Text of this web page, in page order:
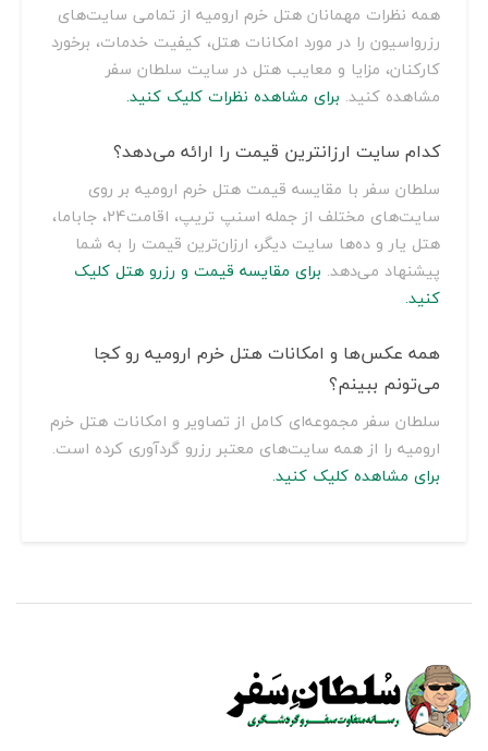
همه نظرات مهمانان هتل خرم ارومیه از تمامی سایت‌های
رزرواسیون را در مورد امکانات هتل، کیفیت خدمات، برخورد
کارکنان، مزایا و معایب هتل در سایت سلطان سفر
مشاهده کنید. برای مشاهده نظرات کلیک کنید.
کدام سایت ارزانترین قیمت را ارائه می‌دهد؟
سلطان سفر با مقایسه قیمت هتل خرم ارومیه بر روی
سایت‌های مختلف از جمله اسنپ تریپ، اقامت24، جاباما،
هتل یار و ده‌ها سایت دیگر، ارزان‌ترین قیمت را به شما
پیشنهاد می‌دهد. برای مقایسه قیمت و رزرو هتل کلیک
کنید.
همه عکس‌ها و امکانات هتل خرم ارومیه رو کجا
می‌تونم ببینم؟
سلطان سفر مجموعه‌ای کامل از تصاویر و امکانات هتل خرم
ارومیه را از همه سایت‌های معتبر رزرو گردآوری کرده است.
برای مشاهده کلیک کنید.